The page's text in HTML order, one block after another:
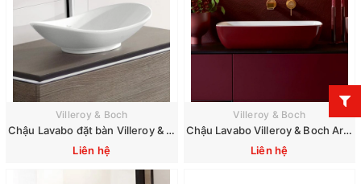
Villeroy & Boch
Chậu Lavabo đặt bàn Villeroy & Boch My Nature 411060R1
Liên hệ
Villeroy & Boch
Chậu Lavabo Villeroy & Boch Artis 417258
Liên hệ